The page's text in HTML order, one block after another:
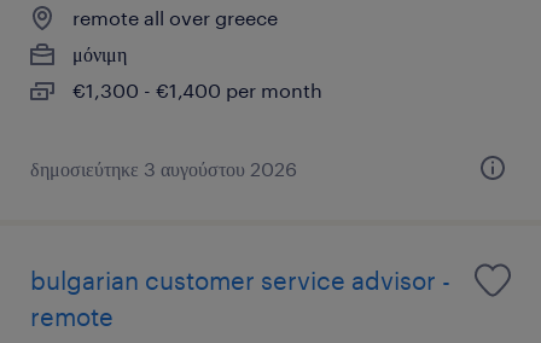
remote all over greece
μόνιμη
€1,300 - €1,400 per month
δημοσιεύτηκε 3 αυγούστου 2026
bulgarian customer service advisor -
remote